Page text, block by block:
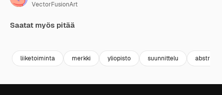
VectorFusionArt
Saatat myös pitää
liiketoiminta merkki yliopisto suunnittelu abstrakti